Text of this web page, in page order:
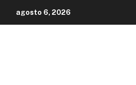
agosto 6, 2026